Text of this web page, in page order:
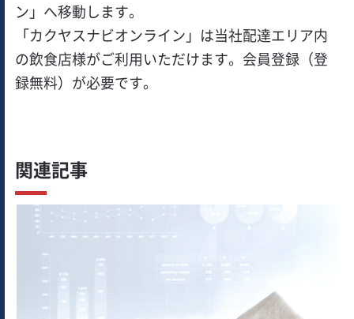
ン」へ移動します。
「カクヤスナビオンライン」は当社配達エリア内
の飲食店様がご利用いただけます。会員登録（登
録無料）が必要です。
関連記事